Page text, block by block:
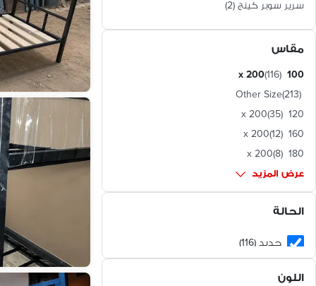
سرير سوبر كينج (
2
)
مقاس
100 x 200
(116)
Other Size(213)
120 x 200
(35)
160 x 200
(12)
180 x 200
(8)
عرض المزيد
الحالة
جديد (116)
اللون